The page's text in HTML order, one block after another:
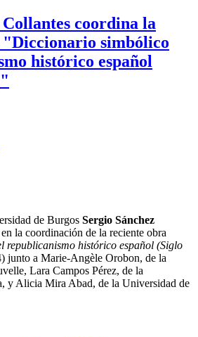
Collantes coordina la
simbólico
histórico español
de Burgos Sergio Sánchez
la coordinación de la reciente obra
republicanismo histórico español (Siglo
junto a Marie-Angèle Orobon, de la
Lara Campos Pérez, de la
y Alicia Mira Abad, de la Universidad de